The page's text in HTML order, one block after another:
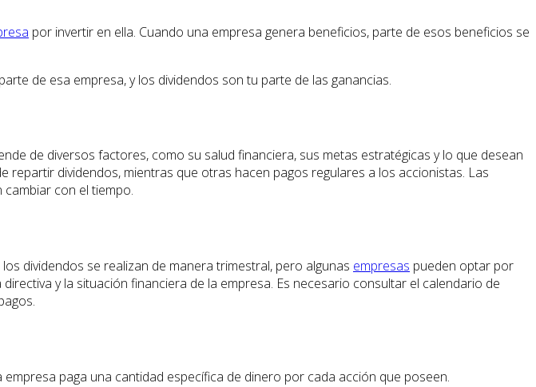
por invertir en ella. Cuando una empresa genera beneficios, parte de esos beneficios se
de esa empresa, y los dividendos son tu parte de las ganancias.
de diversos factores, como su salud financiera, sus metas estratégicas y lo que desean
dividendos, mientras que otras hacen pagos regulares a los accionistas. Las
con el tiempo.
los dividendos se realizan de manera trimestral, pero algunas empresas pueden optar por
y la situación financiera de la empresa. Es necesario consultar el calendario de
paga una cantidad específica de dinero por cada acción que poseen.